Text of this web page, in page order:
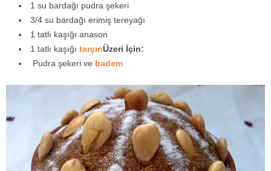
1 su bardağı pudra şekeri
3/4 su bardağı erimiş tereyağı
1 tatlı kaşığı anason
1 tatlı kaşığı tarçınÜzeri İçin:
Pudra şekeri ve badem